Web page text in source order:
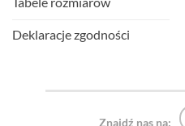
Deklaracje zgodności
Znajdź nas na: